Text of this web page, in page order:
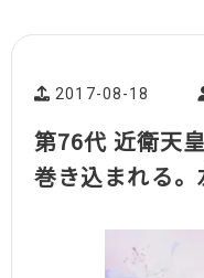
2017-08-18
第76代 近衛天
巻き込まれる